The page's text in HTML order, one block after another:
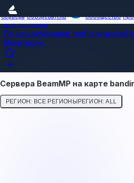
Сервера Обозреватель Сообщество
Все сервера
По картамМировой топПопулярные
Мониторинг
Сервера BeamMP на карте
РЕГИОН: ВСЕ РЕГИОНЫРЕГИОН: ALL